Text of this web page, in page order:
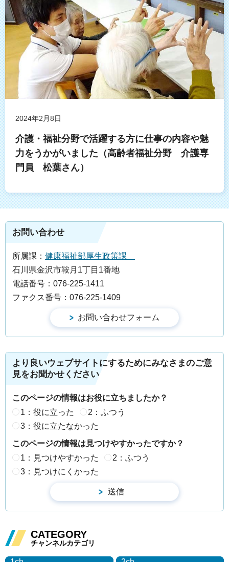
2024年2月8日
介護・福祉分野で活躍する方に仕事の内容や魅
力をうかがいました（高齢者福祉分野 介護専
門員 松葉さん）
お問い合わせ
所属課： 健康福祉部厚生政策課
石川県金沢市鞍月1丁目1番地
電話番号：076-225-1411
ファクス番号：076-225-1409
より良いウェブサイトにするためにみなさまのご意
見をお聞かせください
このページの情報はお役に立ちましたか？
1：役に立った
2：ふつう
3：役に立たなかった
このページの情報は見つけやすかったですか？
1：見つけやすかった
2：ふつう
3：見つけにくかった
CATEGORY
チャンネルカテゴリ